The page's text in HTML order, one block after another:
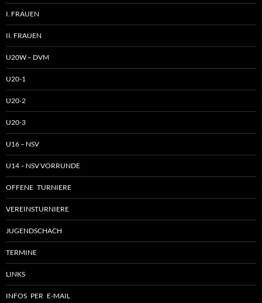
I. FRAUEN
II. FRAUEN
U20W – DVM
U20-1
U20-2
U20-3
U16 – NSV
U14 – NSV VORRUNDE
OFFENE TURNIERE
VEREINSTURNIERE
JUGENDSCHACH
TERMINE
LINKS
INFOS PER E-MAIL